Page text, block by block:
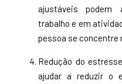
ajustáveis podem
trabalho e em
pessoa se concentre
Redução do
ajudar a reduzir o